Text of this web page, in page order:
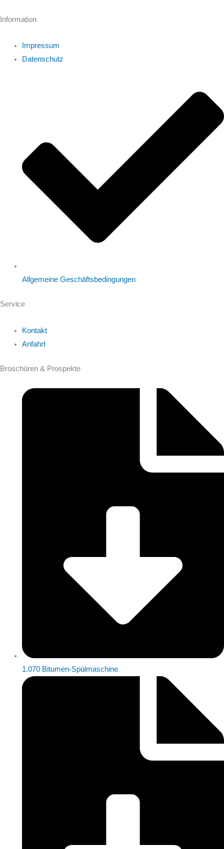
Information
Impressum
Datenschutz
Allgemeine Geschäftsbedingungen
Service
Kontakt
Anfahrt
Broschüren & Prospekte
1.070 Bitumen-Spülmaschine